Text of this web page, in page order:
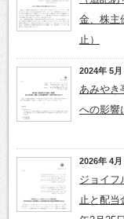
金、株主
止）
2024年 5月
あみやき
への影響
2026年 4月
ジョイフ
止と配当